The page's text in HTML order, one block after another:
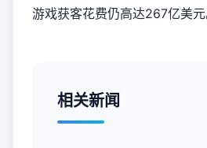
游戏获客花费仍高达267亿美元
相关新闻